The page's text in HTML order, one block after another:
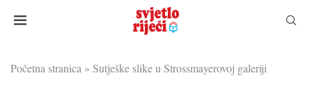
Početna stranica » Sutješke slike u Strossmayerovoj galeriji